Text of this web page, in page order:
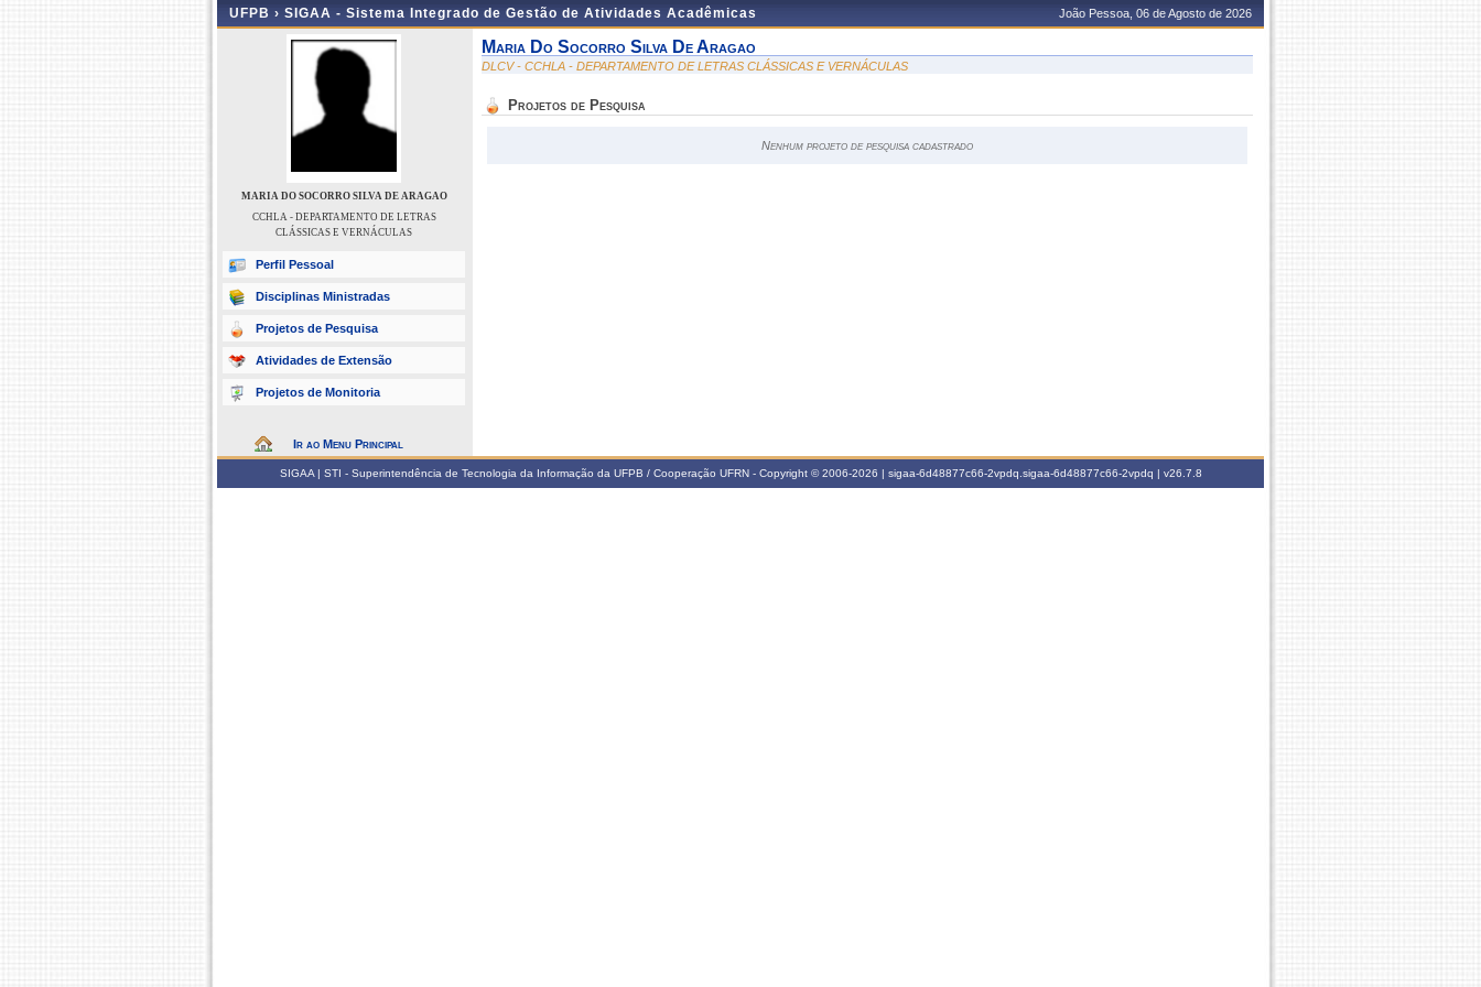
UFPB › SIGAA - Sistema Integrado de Gestão de Atividades Acadêmicas João Pessoa, 06 de Agosto de 2026
MARIA DO SOCORRO SILVA DE ARAGAO
CCHLA - DEPARTAMENTO DE LETRAS
CLÁSSICAS E VERNÁCULAS
Perfil Pessoal
Disciplinas Ministradas
Projetos de Pesquisa
Atividades de Extensão
Projetos de Monitoria
Ir ao Menu Principal
Maria Do Socorro Silva De Aragao
DLCV - CCHLA - DEPARTAMENTO DE LETRAS CLÁSSICAS E VERNÁCULAS
Projetos de Pesquisa
Nenhum projeto de pesquisa cadastrado
SIGAA | STI - Superintendência de Tecnologia da Informação da UFPB / Cooperação UFRN - Copyright © 2006-2026 | sigaa-6d48877c66-2vpdq.sigaa-6d48877c66-2vpdq | v26.7.8